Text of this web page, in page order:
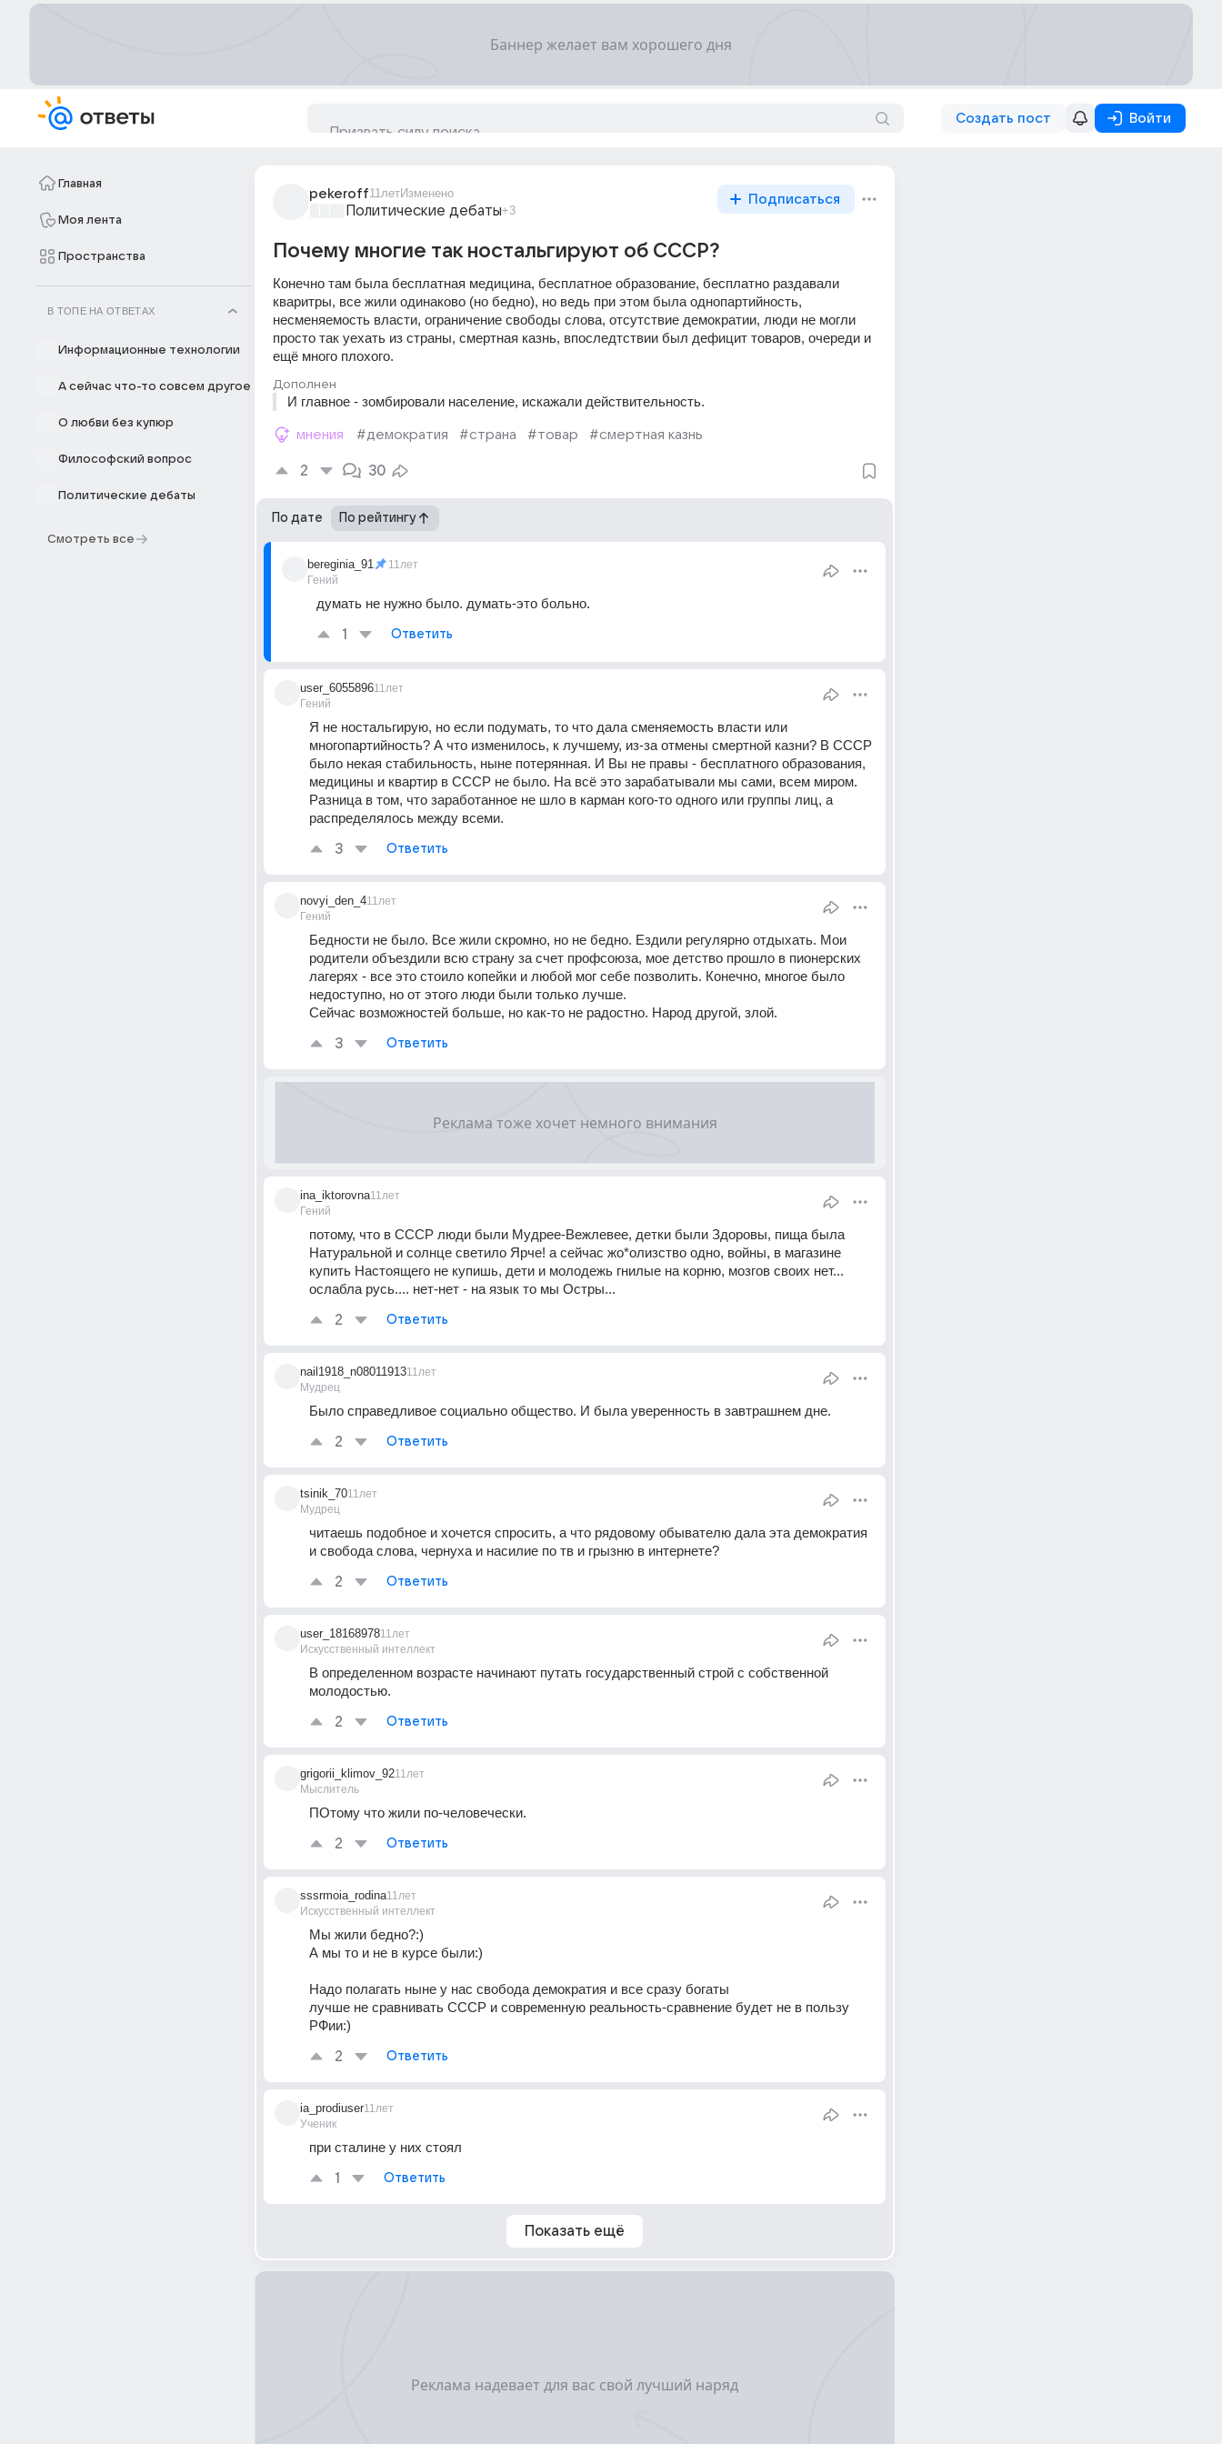
Создать пост Войти
Главная
Моя лента
Пространства
В ТОПЕ НА ОТВЕТАХ
Информационные технологии
А сейчас что-то совсем другое
О любви без купюр
Философский вопрос
Политические дебаты
Смотреть все
pekeroff11летИзменено
Политические дебаты+3
Подписаться
Почему многие так ностальгируют об СССР?
Конечно там была бесплатная медицина, бесплатное образование, бесплатно раздавали
кваритры, все жили одинаково (но бедно), но ведь при этом была однопартийность,
несменяемость власти, ограничение свободы слова, отсутствие демократии, люди не могли
просто так уехать из страны, смертная казнь, впоследтствии был дефицит товаров, очереди и
ещё много плохого.
Дополнен
И главное - зомбировали население, искажали действительность.
мнения #демократия #страна #товар #смертная казнь
2 30
По дате По рейтингу
bereginia_91
Гений
11лет
думать не нужно было. думать-это больно.
1 Ответить
user_6055896
Гений
11лет
Я не ностальгирую, но если подумать, то что дала сменяемость власти или
многопартийность? А что изменилось, к лучшему, из-за отмены смертной казни? В СССР
было некая стабильность, ныне потерянная. И Вы не правы - бесплатного образования,
медицины и квартир в СССР не было. На всё это зарабатывали мы сами, всем миром.
Разница в том, что заработанное не шло в карман кого-то одного или группы лиц, а
распределялось между всеми.
3 Ответить
novyi_den_4
Гений
11лет
Бедности не было. Все жили скромно, но не бедно. Ездили регулярно отдыхать. Мои
родители объездили всю страну за счет профсоюза, мое детство прошло в пионерских
лагерях - все это стоило копейки и любой мог себе позволить. Конечно, многое было
недоступно, но от этого люди были только лучше.
Сейчас возможностей больше, но как-то не радостно. Народ другой, злой.
3 Ответить
ina_iktorovna
Гений
11лет
потому, что в СССР люди были Мудрее-Вежлевее, детки были Здоровы, пища была
Натуральной и солнце светило Ярче! а сейчас жо*олизство одно, войны, в магазине
купить Настоящего не купишь, дети и молодежь гнилые на корню, мозгов своих нет...
ослабла русь.... нет-нет - на язык то мы Остры...
2 Ответить
nail1918_n08011913
Мудрец
11лет
Было справедливое социально общество. И была уверенность в завтрашнем дне.
2 Ответить
tsinik_70
Мудрец
11лет
читаешь подобное и хочется спросить, а что рядовому обывателю дала эта демократия
и свобода слова, чернуха и насилие по тв и грызню в интернете?
2 Ответить
user_18168978
Искусственный интеллект
11лет
В определенном возрасте начинают путать государственный строй с собственной
молодостью.
2 Ответить
grigorii_klimov_92
Мыслитель
11лет
ПОтому что жили по-человечески.
2 Ответить
sssrmoia_rodina
Искусственный интеллект
11лет
Мы жили бедно?:)
А мы то и не в курсе были:)
Надо полагать ныне у нас свобода демократия и все сразу богаты
лучше не сравнивать СССР и современную реальность-сравнение будет не в пользу
РФии:)
2 Ответить
ia_prodiuser
Ученик
11лет
при сталине у них стоял
1 Ответить
Показать ещё